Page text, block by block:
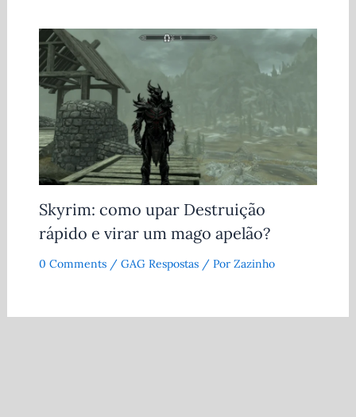
Skyrim: como upar Destruição
rápido e virar um mago apelão?
0 Comments / GAG Respostas/ Por Zazinho